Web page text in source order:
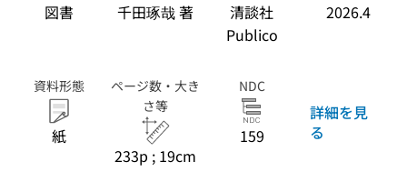
図書 千田琢哉 著
清談社
Publico
2026.4
資料形態
紙
ページ数・大き
さ等
233p ; 19cm
NDC
159
詳細を見
る